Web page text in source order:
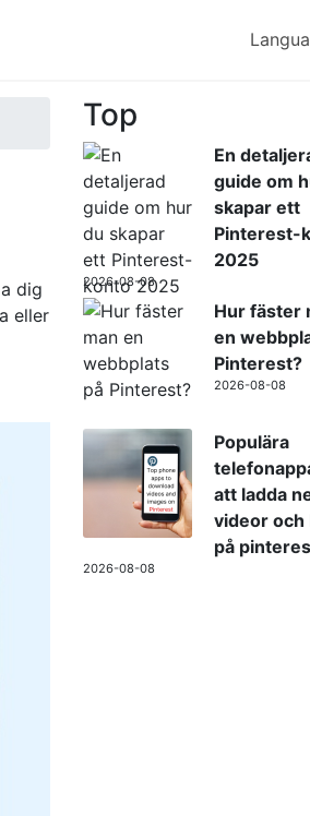
dig
eller
Top
En
guide om
skapar ett
Pinterest-
2025
2026-08-08
Hur fäster
en
Pinterest?
2026-08-08
Populära
att ladda
videor och
på
2026-08-08